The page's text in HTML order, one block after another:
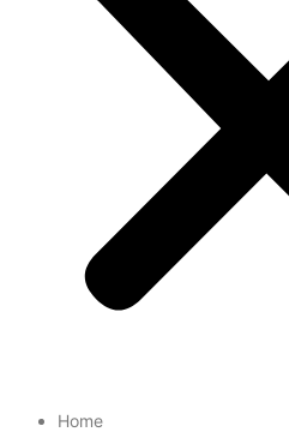
Home